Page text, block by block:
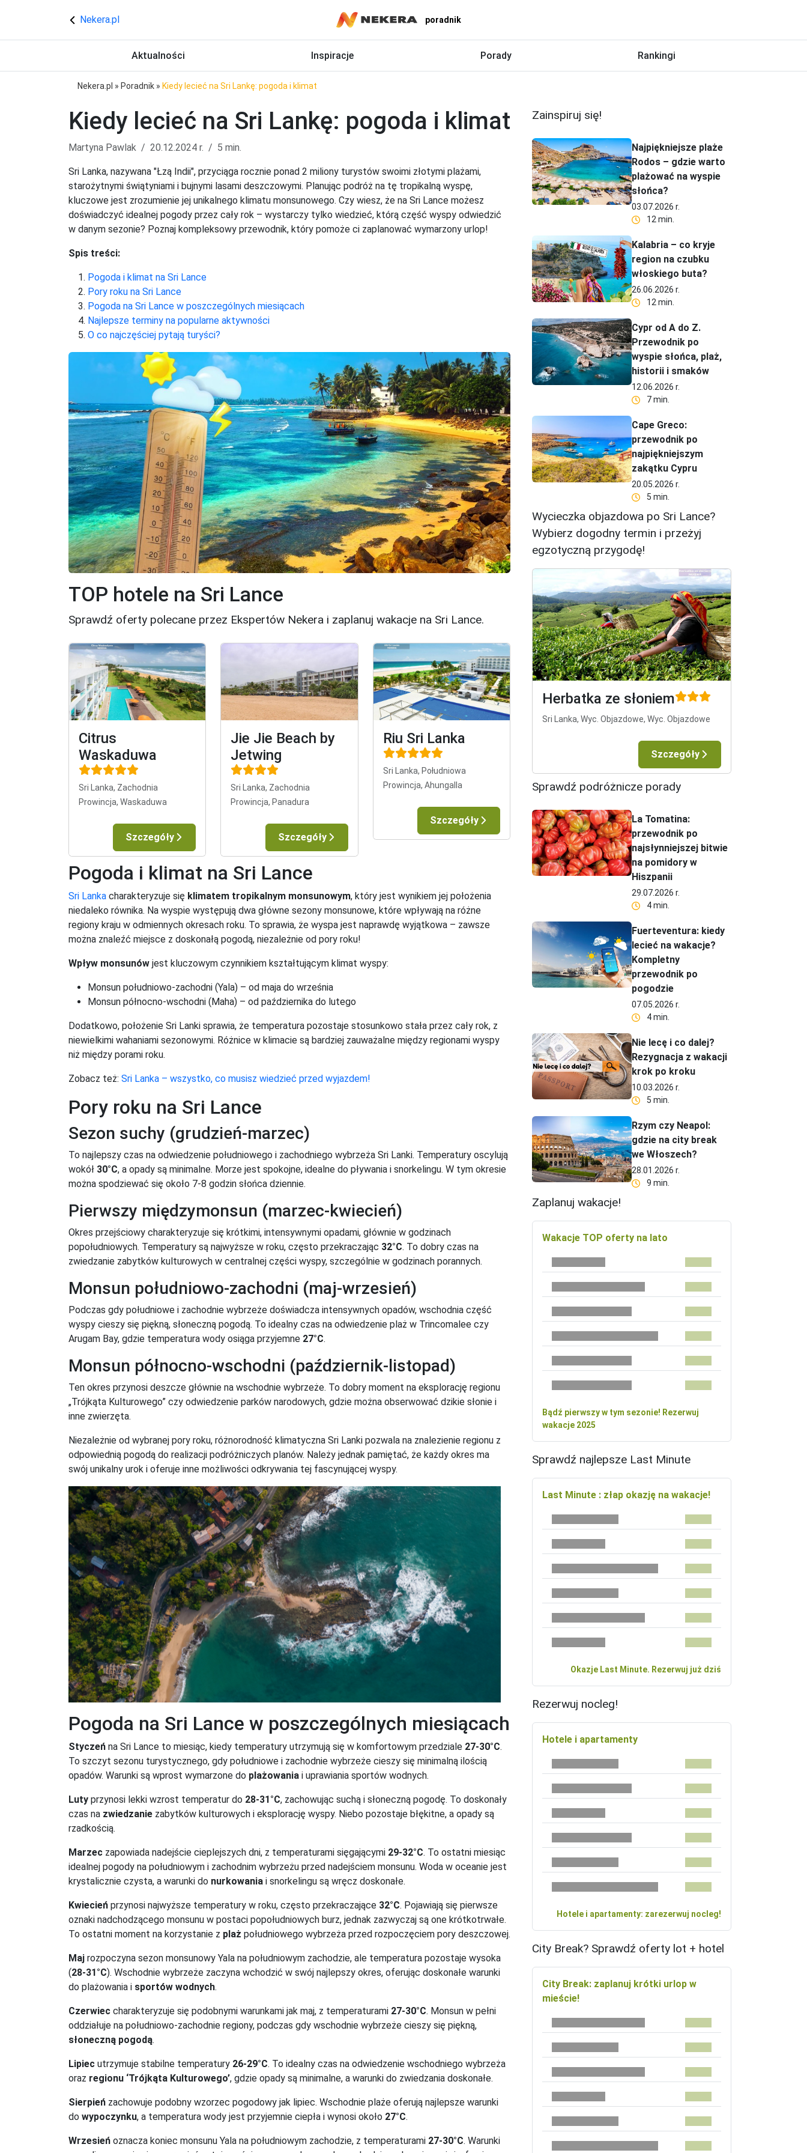
Nekera.pl poradnik
Aktualności Inspiracje Porady Rankingi
Nekera.pl » Poradnik » Kiedy lecieć na Sri Lankę: pogoda i klimat
Kiedy lecieć na Sri Lankę: pogoda i klimat
Martyna Pawlak 20.12.2024 r. 5 min.
Sri Lanka, nazywana "Łzą Indii", przyciąga rocznie ponad 2 miliony turystów swoimi złotymi plażami,
starożytnymi świątyniami i bujnymi lasami deszczowymi. Planując podróż na tę tropikalną wyspę,
kluczowe jest zrozumienie jej unikalnego klimatu monsunowego. Czy wiesz, że na Sri Lance możesz
doświadczyć idealnej pogody przez cały rok – wystarczy tylko wiedzieć, którą część wyspy odwiedzić
w danym sezonie? Poznaj kompleksowy przewodnik, który pomoże ci zaplanować wymarzony urlop!
Spis treści:
Pogoda i klimat na Sri Lance
Pory roku na Sri Lance
Pogoda na Sri Lance w poszczególnych miesiącach
Najlepsze terminy na popularne aktywności
O co najczęściej pytają turyści?
TOP hotele na Sri Lance
Sprawdź oferty polecane przez Ekspertów Nekera i zaplanuj wakacje na Sri Lance.
Citrus
Waskaduwa
Sri Lanka, Zachodnia
Prowincja, Waskaduwa
Szczegóły
Jie Jie Beach by
Jetwing
Sri Lanka, Zachodnia
Prowincja, Panadura
Szczegóły
Riu Sri Lanka
Sri Lanka, Południowa
Prowincja, Ahungalla
Szczegóły
Pogoda i klimat na Sri Lance
Sri Lanka charakteryzuje się klimatem tropikalnym monsunowym, który jest wynikiem jej położenia
niedaleko równika. Na wyspie występują dwa główne sezony monsunowe, które wpływają na różne
regiony kraju w odmiennych okresach roku. To sprawia, że wyspa jest naprawdę wyjątkowa – zawsze
można znaleźć miejsce z doskonałą pogodą, niezależnie od pory roku!
Wpływ monsunów jest kluczowym czynnikiem kształtującym klimat wyspy:
Monsun południowo-zachodni (Yala) – od maja do września
Monsun północno-wschodni (Maha) – od października do lutego
Dodatkowo, położenie Sri Lanki sprawia, że temperatura pozostaje stosunkowo stała przez cały rok, z
niewielkimi wahaniami sezonowymi. Różnice w klimacie są bardziej zauważalne między regionami wyspy
niż między porami roku.
Zobacz też: Sri Lanka – wszystko, co musisz wiedzieć przed wyjazdem!
Pory roku na Sri Lance
Sezon suchy (grudzień-marzec)
To najlepszy czas na odwiedzenie południowego i zachodniego wybrzeża Sri Lanki. Temperatury oscylują
wokół 30°C, a opady są minimalne. Morze jest spokojne, idealne do pływania i snorkelingu. W tym okresie
można spodziewać się około 7-8 godzin słońca dziennie.
Pierwszy międzymonsun (marzec-kwiecień)
Okres przejściowy charakteryzuje się krótkimi, intensywnymi opadami, głównie w godzinach
popołudniowych. Temperatury są najwyższe w roku, często przekraczając 32°C. To dobry czas na
zwiedzanie zabytków kulturowych w centralnej części wyspy, szczególnie w godzinach porannych.
Monsun południowo-zachodni (maj-wrzesień)
Podczas gdy południowe i zachodnie wybrzeże doświadcza intensywnych opadów, wschodnia część
wyspy cieszy się piękną, słoneczną pogodą. To idealny czas na odwiedzenie plaż w Trincomalee czy
Arugam Bay, gdzie temperatura wody osiąga przyjemne 27°C.
Monsun północno-wschodni (październik-listopad)
Ten okres przynosi deszcze głównie na wschodnie wybrzeże. To dobry moment na eksplorację regionu
„Trójkąta Kulturowego” czy odwiedzenie parków narodowych, gdzie można obserwować dzikie słonie i
inne zwierzęta.
Niezależnie od wybranej pory roku, różnorodność klimatyczna Sri Lanki pozwala na znalezienie regionu z
odpowiednią pogodą do realizacji podróżniczych planów. Należy jednak pamiętać, że każdy okres ma
swój unikalny urok i oferuje inne możliwości odkrywania tej fascynującej wyspy.
Pogoda na Sri Lance w poszczególnych miesiącach
Styczeń na Sri Lance to miesiąc, kiedy temperatury utrzymują się w komfortowym przedziale 27-30°C.
To szczyt sezonu turystycznego, gdy południowe i zachodnie wybrzeże cieszy się minimalną ilością
opadów. Warunki są wprost wymarzone do plażowania i uprawiania sportów wodnych.
Luty przynosi lekki wzrost temperatur do 28-31°C, zachowując suchą i słoneczną pogodę. To doskonały
czas na zwiedzanie zabytków kulturowych i eksplorację wyspy. Niebo pozostaje błękitne, a opady są
rzadkością.
Marzec zapowiada nadejście cieplejszych dni, z temperaturami sięgającymi 29-32°C. To ostatni miesiąc
idealnej pogody na południowym i zachodnim wybrzeżu przed nadejściem monsunu. Woda w oceanie jest
krystalicznie czysta, a warunki do nurkowania i snorkelingu są wręcz doskonałe.
Kwiecień przynosi najwyższe temperatury w roku, często przekraczające 32°C. Pojawiają się pierwsze
oznaki nadchodzącego monsunu w postaci popołudniowych burz, jednak zazwyczaj są one krótkotrwałe.
To ostatni moment na korzystanie z plaż południowego wybrzeża przed rozpoczęciem pory deszczowej.
Maj rozpoczyna sezon monsunowy Yala na południowym zachodzie, ale temperatura pozostaje wysoka
(28-31°C). Wschodnie wybrzeże zaczyna wchodzić w swój najlepszy okres, oferując doskonałe warunki
do plażowania i sportów wodnych.
Czerwiec charakteryzuje się podobnymi warunkami jak maj, z temperaturami 27-30°C. Monsun w pełni
oddziałuje na południowo-zachodnie regiony, podczas gdy wschodnie wybrzeże cieszy się piękną,
słoneczną pogodą.
Lipiec utrzymuje stabilne temperatury 26-29°C. To idealny czas na odwiedzenie wschodniego wybrzeża
oraz regionu ‘Trójkąta Kulturowego’, gdzie opady są minimalne, a warunki do zwiedzania doskonałe.
Sierpień zachowuje podobny wzorzec pogodowy jak lipiec. Wschodnie plaże oferują najlepsze warunki
do wypoczynku, a temperatura wody jest przyjemnie ciepła i wynosi około 27°C.
Wrzesień oznacza koniec monsunu Yala na południowym zachodzie, z temperaturami 27-30°C. Warunki
Zainspiruj się!
Najpiękniejsze plaże
Rodos – gdzie warto
plażować na wyspie
słońca?
03.07.2026 r.
12 min.
Kalabria – co kryje
region na czubku
włoskiego buta?
26.06.2026 r.
12 min.
Cypr od A do Z.
Przewodnik po
wyspie słońca, plaż,
historii i smaków
12.06.2026 r.
7 min.
Cape Greco:
przewodnik po
najpiękniejszym
zakątku Cypru
20.05.2026 r.
5 min.
Wycieczka objazdowa po Sri Lance?
Wybierz dogodny termin i przeżyj
egzotyczną przygodę!
Herbatka ze słoniem
Sri Lanka, Wyc. Objazdowe, Wyc. Objazdowe
Szczegóły
Sprawdź podróżnicze porady
La Tomatina:
przewodnik po
najsłynniejszej bitwie
na pomidory w
Hiszpanii
29.07.2026 r.
4 min.
Fuerteventura: kiedy
lecieć na wakacje?
Kompletny
przewodnik po
pogodzie
07.05.2026 r.
4 min.
Nie lecę i co dalej?
Rezygnacja z wakacji
krok po kroku
10.03.2026 r.
5 min.
Rzym czy Neapol:
gdzie na city break
we Włoszech?
28.01.2026 r.
9 min.
Zaplanuj wakacje!
Wakacje TOP oferty na lato
Bądź pierwszy w tym sezonie! Rezerwuj
wakacje 2025
Sprawdź najlepsze Last Minute
Last Minute : złap okazję na wakacje!
Okazje Last Minute. Rezerwuj już dziś
Rezerwuj nocleg!
Hotele i apartamenty
Hotele i apartamenty: zarezerwuj nocleg!
City Break? Sprawdź oferty lot + hotel
City Break: zaplanuj krótki urlop w
mieście!